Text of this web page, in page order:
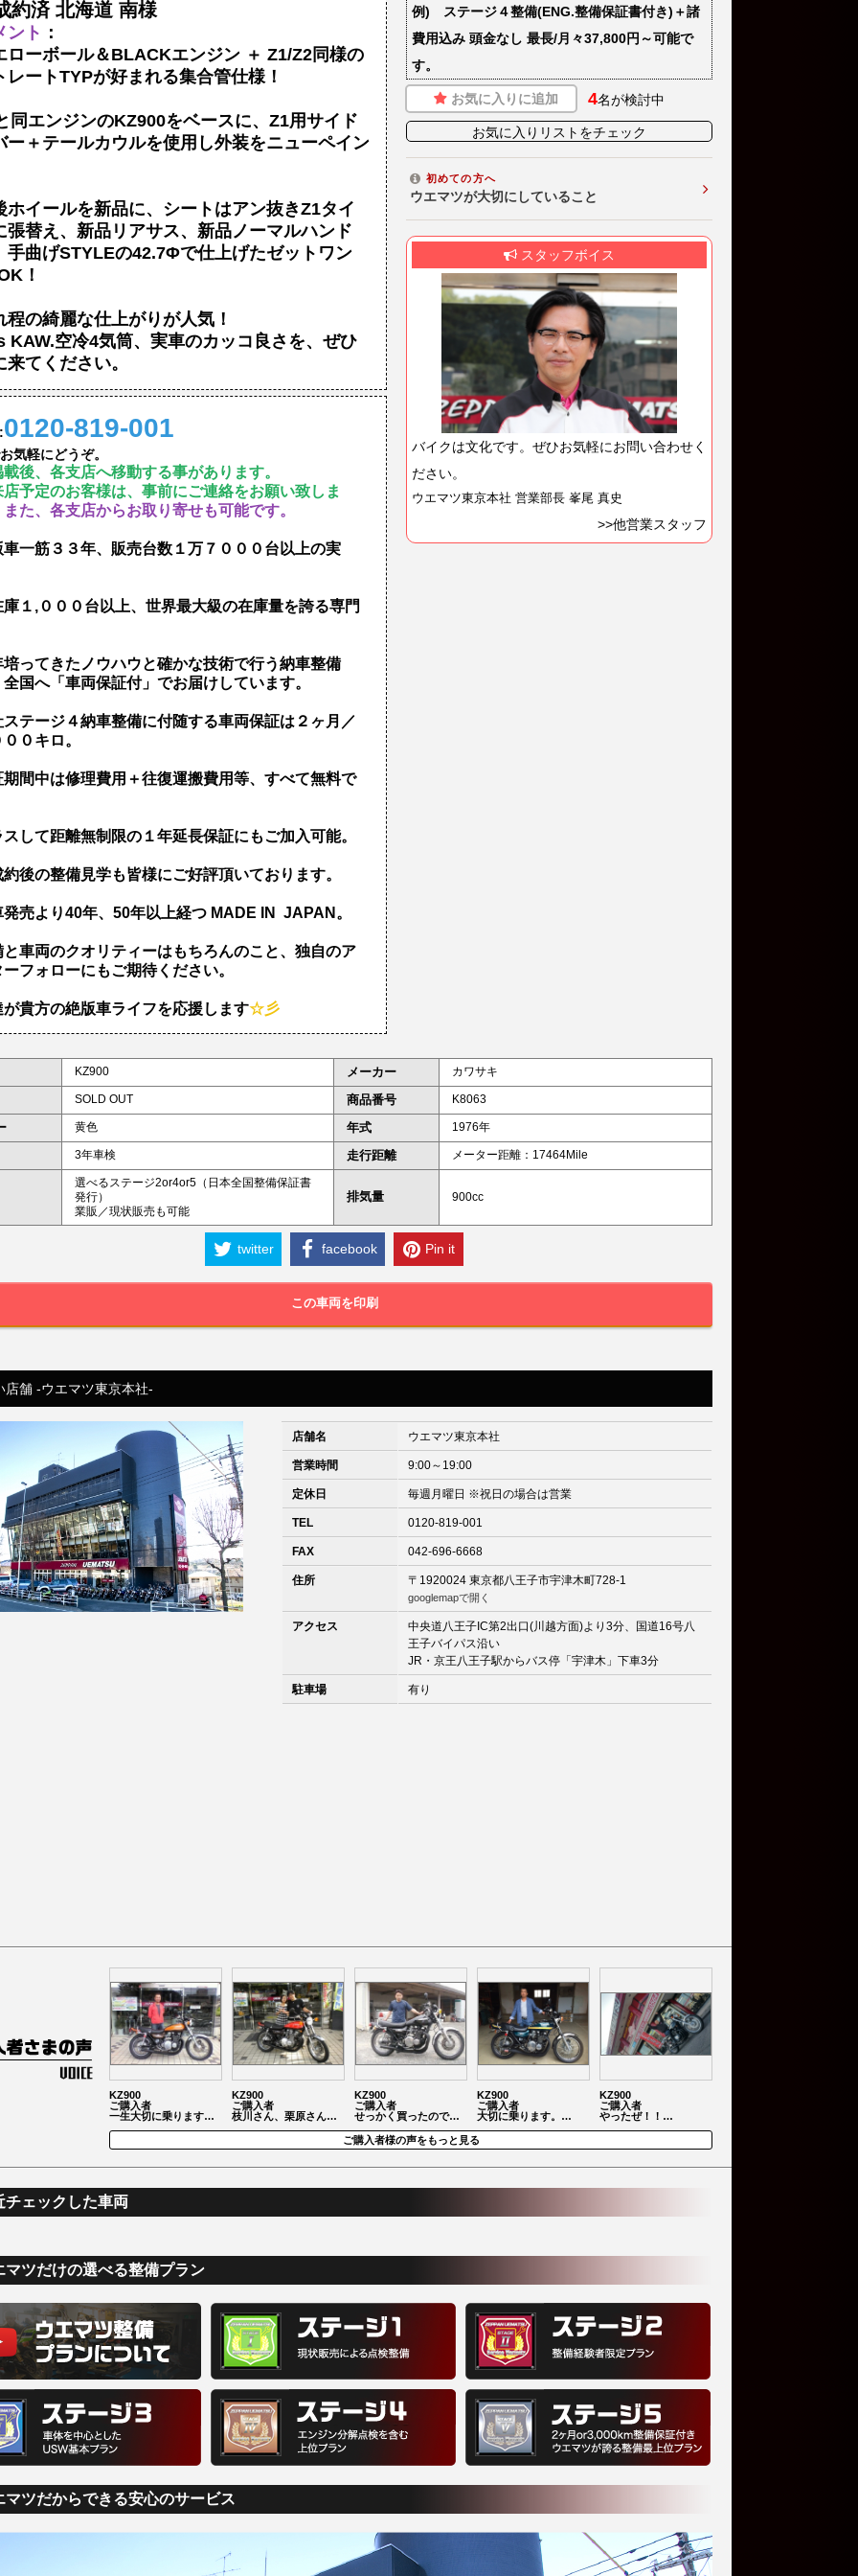
例) ステージ４整備(ENG.整備保証書付き)＋諸
費用込み 頭金なし 最長/月々37,800円～可能で
す。
お気に入りに追加 4名が検討中
お気に入りリストをチェック
初めての方へ
ウエマツが大切にしていること
スタッフボイス
バイクは文化です。ぜひお気軽にお問い合わせく
ださい。
ウエマツ東京本社 営業部長 峯尾 真史
>>他営業スタッフ
約済 北海道 南様
ント ：
ローボール＆BLACKエンジン ＋ Z1/Z2同様の
レートTYPが好まれる集合管仕様！
同エンジンのKZ900をベースに、Z1用サイド
ー＋テールカウルを使用し外装をニューペイン
ホイールを新品に、シートはアン抜きZ1タイ
張替え、新品リアサス、新品ノーマルハンド
手曲げSTYLEの42.7Φで仕上げたゼットワン
！
程の綺麗な仕上がりが人気！
KAW.空冷4気筒、実車のカッコ良さを、ぜひ
来てください。
0120-819-001
気軽にどうぞ。
載後、各支店へ移動する事があります。
店予定のお客様は、事前にご連絡をお願い致しま
また、各支店からお取り寄せも可能です。
車一筋３３年、販売台数１万７０００台以上の実
庫１,０００台以上、世界最大級の在庫量を誇る専門
培ってきたノウハウと確かな技術で行う納車整備
全国へ「車両保証付」でお届けしています。
ステージ４納車整備に付随する車両保証は２ヶ月／
０キロ。
期間中は修理費用＋往復運搬費用等、すべて無料で
スして距離無制限の１年延長保証にもご加入可能。
約後の整備見学も皆様にご好評頂いております。
発売より40年、50年以上経つ MADE IN JAPAN。
と車両のクオリティーはもちろんのこと、独自のア
フォローにもご期待ください。
が貴方の絶版車ライフを応援します☆彡
KZ900 メーカー カワサキ
SOLD OUT 商品番号 K8063
黄色 年式 1976年
3年車検 走行距離 メーター距離：17464Mile
選べるステージ2or4or5（日本全国整備保証書
発行）
業販／現状販売も可能
排気量 900cc
twitter facebook Pin it
この車両を印刷
店舗 -ウエマツ東京本社-
店舗名 ウエマツ東京本社
営業時間 9:00～19:00
定休日 毎週月曜日 ※祝日の場合は営業
TEL 0120-819-001
FAX 042-696-6668
住所 〒1920024 東京都八王子市宇津木町728-1
googlemapで開く
アクセス
中央道八王子IC第2出口(川越方面)より3分、国道16号八
王子バイパス沿い
JR・京王八王子駅からバス停「宇津木」下車3分
駐車場 有り
KZ900
ご購入者
一生大切に乗ります…
KZ900
ご購入者
枝川さん、栗原さん…
KZ900
ご購入者
せっかく買ったので…
KZ900
ご購入者
大切に乗ります。…
KZ900
ご購入者
やったぜ！！…
ご購入者様の声をもっと見る
チェックした車両
マツだけの選べる整備プラン
マツだからできる安心のサービス